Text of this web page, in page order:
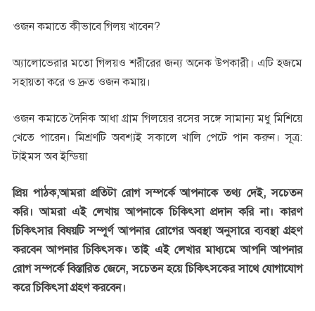
ওজন কমাতে কীভাবে গিলয় খাবেন?
অ্যালোভেরার মতো গিলয়ও শরীরের জন্য অনেক উপকারী। এটি হজমে
সহায়তা করে ও দ্রুত ওজন কমায়।
ওজন কমাতে দৈনিক আধা গ্রাম গিলয়ের রসের সঙ্গে সামান্য মধু মিশিয়ে
খেতে পারেন। মিশ্রণটি অবশ্যই সকালে খালি পেটে পান করুন। সূত্র:
টাইমস অব ইন্ডিয়া
প্রিয় পাঠক,আমরা প্রতিটা রোগ সম্পর্কে আপনাকে তথ্য দেই, সচেতন
করি। আমরা এই লেখায় আপনাকে চিকিৎসা প্রদান করি না। কারণ
চিকিৎসার বিষয়টি সম্পূর্ণ আপনার রোগের অবস্থা অনুসারে ব্যবস্থা গ্রহণ
করবেন আপনার চিকিৎসক। তাই এই লেখার মাধ্যমে আপনি আপনার
রোগ সম্পর্কে বিস্তারিত জেনে, সচেতন হয়ে চিকিৎসকের সাথে যোগাযোগ
করে চিকিৎসা গ্রহণ করবেন।